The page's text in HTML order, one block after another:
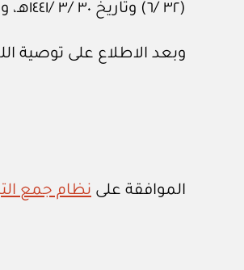
(٣٢ /٦) وتاريخ ٣٠ /٣ /١٤٤١هـ، ورقم (٢٢ /٤) وتاريخ ١٥ /٤ /١٤٤٢هـ، ورقم (٢٧٧ /٢٧) وتاريخ ٢٧ /١٠ /١٤٤٥هـ.
وبعد الاطلاع على توصية اللجنة
الموافقة على نظام جمع